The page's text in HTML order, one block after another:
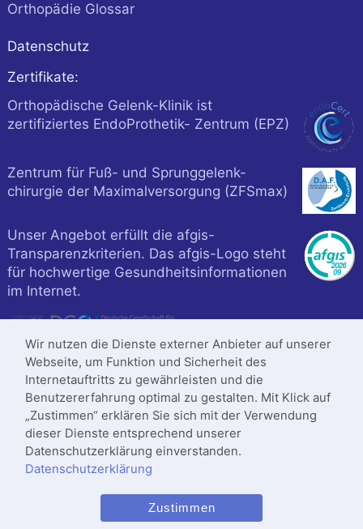
Orthopädie Glossar
Datenschutz
Zertifikate:
Orthopädische Gelenk-Klinik ist
zertifiziertes EndoProthetik- Zentrum (EPZ)
Zentrum für Fuß- und Sprunggelenk-
chirurgie der Maximalversorgung (ZFSmax)
Unser Angebot erfüllt die afgis-
Transparenzkriterien. Das afgis-Logo steht
für hochwertige Gesundheitsinformationen
im Internet.
Klinik ist zertifiziert nach
Wir nutzen die Dienste externer Anbieter auf unserer
Webseite, um Funktion und Sicherheit des
Internetauftritts zu gewährleisten und die
Benutzererfahrung optimal zu gestalten. Mit Klick auf
„Zustimmen“ erklären Sie sich mit der Verwendung
dieser Dienste entsprechend unserer
Datenschutzerklärung einverstanden.
Datenschutzerklärung
Zustimmen